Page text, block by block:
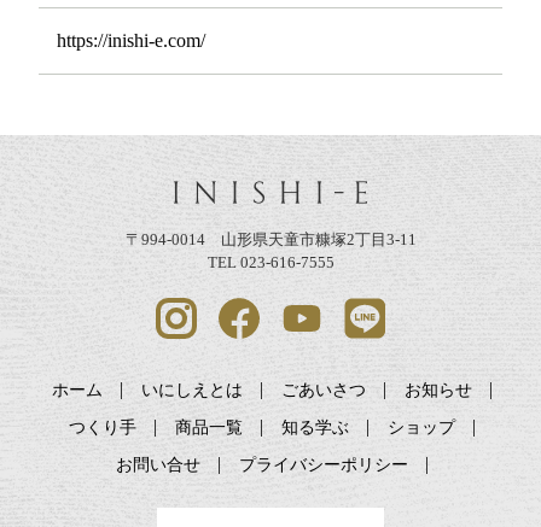
https://inishi-e.com/
〒994-0014 山形県天童市糠塚2丁目3-11
TEL 023-616-7555
ホーム いにしえとは ごあいさつ
お知らせ
つくり手
商品一覧 知る学ぶ
ショップ
お問い合せ
プライバシーポリシー